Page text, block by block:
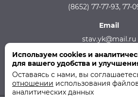
(8652) 77-77-93, 77-
Email
stav.yk@mail.ru
Телефон аварийной
215-957, 8-928-301-92-08
Используем cookies и
для вашего удобства и
Оставаясь с нами, вы
отношении использования
аналитических данных